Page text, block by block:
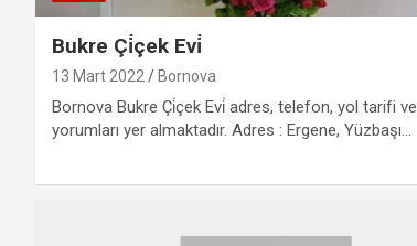
Bukre Çi̇çek Evi̇
13 Mart 2022 Bornova
Bornova Bukre Çi̇çek Evi̇ adres, telefon, yol tarifi ve
yorumları yer almaktadır. Adres : Ergene, Yüzbaşı…